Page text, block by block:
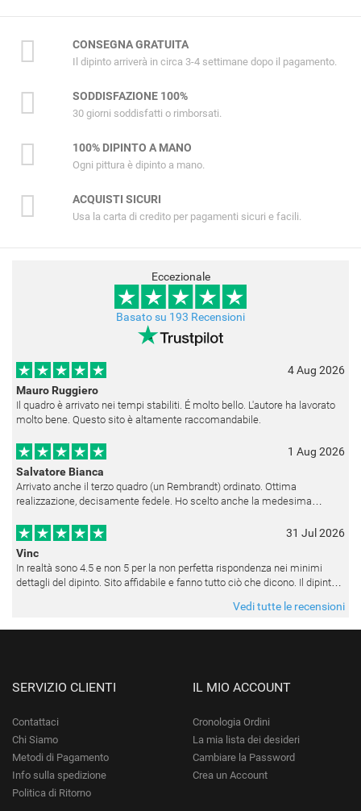
CONSEGNA GRATUITA
Il dipinto arriverà in circa 3-4 settimane dopo il pagamento.
SODDISFAZIONE 100%
30 giorni soddisfatti o rimborsati.
100% DIPINTO A MANO
Ogni pittura è dipinto a mano.
ACQUISTI SICURI
Usa la carta di credito per pagamenti sicuri e facili.
Eccezionale
Basato su 193 Recensioni
4 Aug 2026
Mauro Ruggiero
Il quadro è arrivato nei tempi stabiliti. É molto bello. L'autore ha lavorato
molto bene. Questo sito è altamente raccomandabile.
1 Aug 2026
Salvatore Bianca
Arrivato anche il terzo quadro (un Rembrandt) ordinato. Ottima
realizzazione, decisamente fedele. Ho scelto anche la medesima
appesi
31 Jul 2026
Vinc
In realtà sono 4.5 e non 5 per la non perfetta rispondenza nei minimi
dettagli del dipinto. Sito affidabile e fanno tutto ciò che dicono. Il dipinto,
Vedi tutte le recensioni
SERVIZIO CLIENTI
Contattaci
Chi Siamo
Metodi di Pagamento
Info sulla spedizione
Politica di Ritorno
IL MIO ACCOUNT
Cronologia Ordini
La mia lista dei desideri
Cambiare la Password
Crea un Account